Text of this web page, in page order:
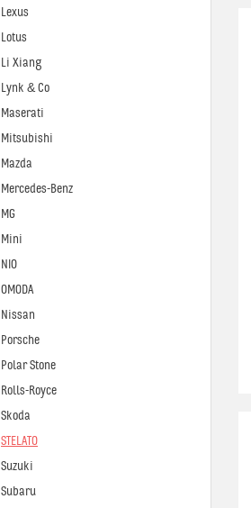
Lexus
Lotus
Li Xiang
Lynk & Co
Maserati
Mitsubishi
Mazda
Mercedes-Benz
MG
Mini
NIO
OMODA
Nissan
Porsche
Polar Stone
Rolls-Royce
Skoda
STELATO
Suzuki
Subaru